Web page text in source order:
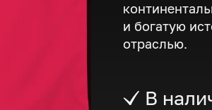
и богатую
отраслью.
В